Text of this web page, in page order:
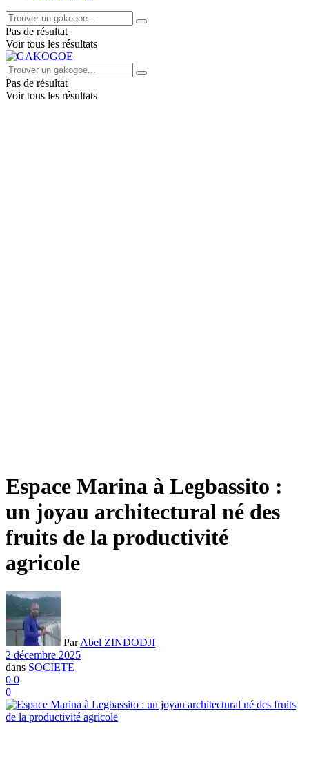
Pas de résultat
Voir tous les résultats
Pas de résultat
Voir tous les résultats
Espace Marina à Legbassito :
un joyau architectural né des
fruits de la productivité
agricole
Par Abel ZINDODJI
2 décembre 2025
dans SOCIETE
0 0
0